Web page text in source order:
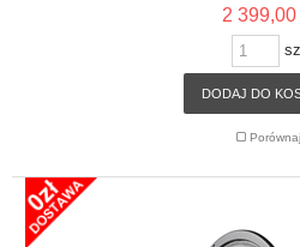
2 399,00
DODAJ DO
Porównaj